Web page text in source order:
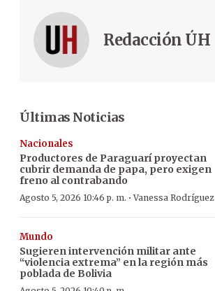
Redacción ÚH
Últimas Noticias
Nacionales
Productores de Paraguarí proyectan
cubrir demanda de papa, pero exigen
freno al contrabando
Agosto 5, 2026 10:46 p. m. ·Vanessa Rodríguez
Mundo
Sugieren intervención militar ante
“violencia extrema” en la región más
poblada de Bolivia